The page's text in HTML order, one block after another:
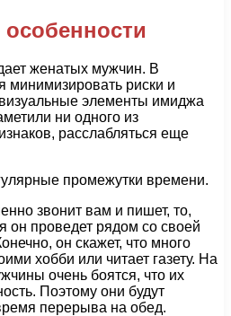
женатых мужчин. В
минимизировать риски и
элементы имиджа
ни одного из
расслабляться еще
промежутки времени.
звонит вам и пишет, то,
он проведет рядом со своей
он скажет, что много
хобби или читает газету. На
очень боятся, что их
Поэтому они будут
перерыва на обед.